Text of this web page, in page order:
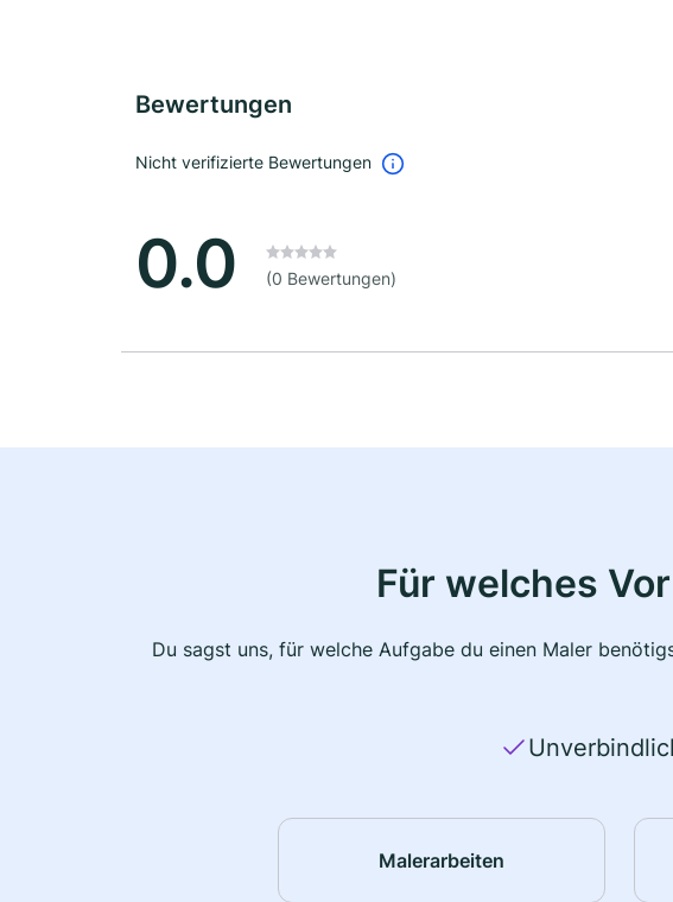
Bewertungen
Nicht verifizierte Bewertungen
0.0 (0 Bewertungen)
Für welches
Du sagst uns, für welche Aufgabe du einen Maler
Malerarbeiten